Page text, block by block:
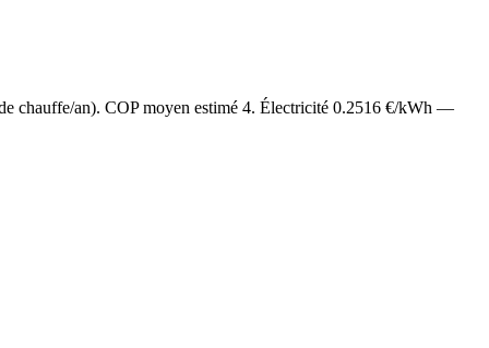
chauffe/an). COP moyen estimé 4. Électricité 0.2516 €/kWh —